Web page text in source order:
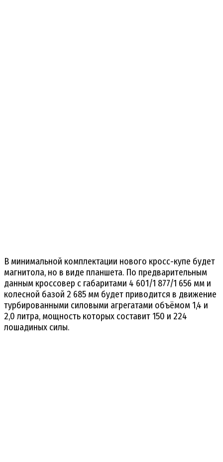
В минимальной комплектации нового кросс-купе будет
магнитола, но в виде планшета. По предварительным
данным кроссовер с габаритами 4 601/1 877/1 656 мм и
колесной базой 2 685 мм будет приводится в движение
турбированными силовыми агрегатами объёмом 1,4 и
2,0 литра, мощность которых составит 150 и 224
лошадиных силы.